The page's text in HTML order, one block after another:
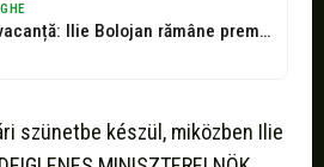
Parlamentul intră în vacanță: Ilie Bolojan rămâne premier cel puțin încă o...
szünetbe készül, miközben Ilie